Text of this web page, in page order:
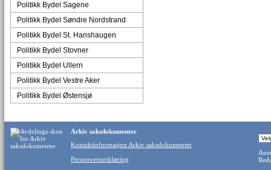
Politikk Bydel Sagene
Politikk Bydel Søndre Nordstrand
Politikk Bydel St. Hanshaugen
Politikk Bydel Stovner
Politikk Bydel Ullern
Politikk Bydel Vestre Aker
Politikk Bydel Østensjø
Arkiv saksdokumenter
Kontaktinformasjon Arkiv saksdokumenter
Personvernerklæring